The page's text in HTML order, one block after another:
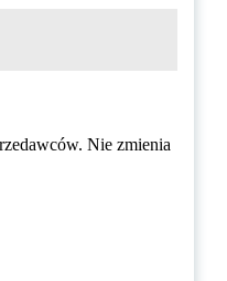
Nie zmienia